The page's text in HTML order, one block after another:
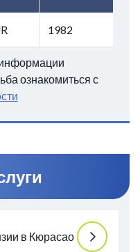
1982
ознакомиться с
в Кюрасао